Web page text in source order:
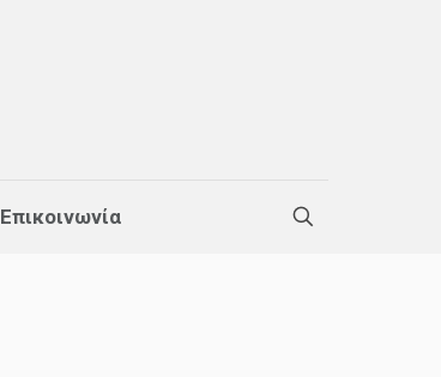
Επικοινωνία